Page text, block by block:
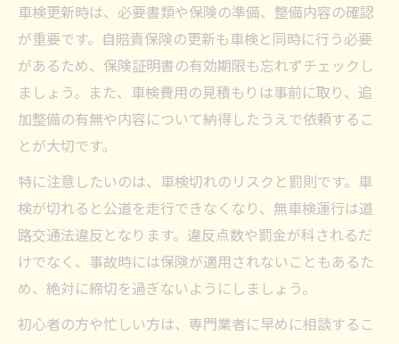
車検更新時は、必要書類や保険の準備、整備内容の確認
が重要です。自賠責保険の更新も車検と同時に行う必要
があるため、保険証明書の有効期限も忘れずチェックし
ましょう。また、車検費用の見積もりは事前に取り、追
加整備の有無や内容について納得したうえで依頼するこ
とが大切です。
特に注意したいのは、車検切れのリスクと罰則です。車
検が切れると公道を走行できなくなり、無車検運行は道
路交通法違反となります。違反点数や罰金が科されるだ
けでなく、事故時には保険が適用されないこともあるた
め、絶対に締切を過ぎないようにしましょう。
初心者の方や忙しい方は、専門業者に早めに相談するこ